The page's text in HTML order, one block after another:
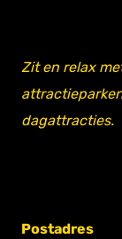
Zit en relax
dagattracties.
Postadres